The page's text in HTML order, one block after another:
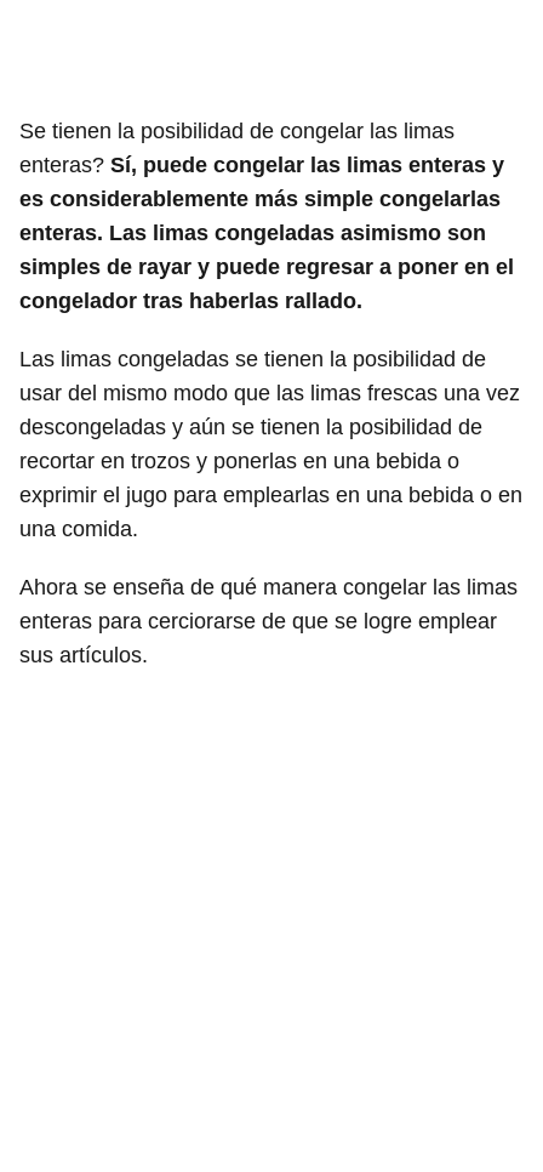
Se tienen la posibilidad de congelar las limas
enteras? Sí, puede congelar las limas enteras y
es considerablemente más simple congelarlas
enteras. Las limas congeladas asimismo son
simples de rayar y puede regresar a poner en el
congelador tras haberlas rallado.
Las limas congeladas se tienen la posibilidad de
usar del mismo modo que las limas frescas una vez
descongeladas y aún se tienen la posibilidad de
recortar en trozos y ponerlas en una bebida o
exprimir el jugo para emplearlas en una bebida o en
una comida.
Ahora se enseña de qué manera congelar las limas
enteras para cerciorarse de que se logre emplear
sus artículos.